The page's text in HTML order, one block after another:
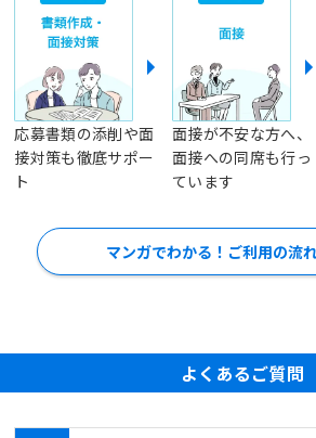
応募書類の添削や面
接対策も徹底サポー
ト
面接が不安な方へ、
面接への同席も行っ
ています
マンガでわかる！ご利用の流
よくあるご質問